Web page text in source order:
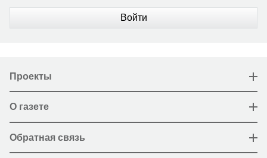
Войти
Проекты
О газете
Обратная связь